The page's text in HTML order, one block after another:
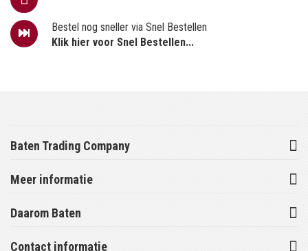
Bestel nog sneller via Snel Bestellen
Klik hier voor Snel Bestellen...
Baten Trading Company
Meer informatie
Daarom Baten
Contact informatie